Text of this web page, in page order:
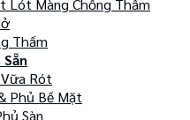
Thấm
Rót
Phủ Bề Mặt
Sàn